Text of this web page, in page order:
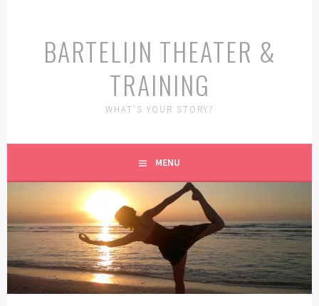
BARTELIJN THEATER &
TRAINING
WHAT’S YOUR STORY?
MENU